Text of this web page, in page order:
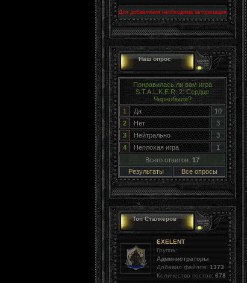
Для добавления необходима авторизация
Наш опрос
Понравилась ли вам игра
S.T.A.L.K.E.R. 2: Сердце
Чернобыля?
1
Да
10
2
Нет
3
3
Нейтрально
3
4
Неплохая игра
1
Всего ответов: 17
Результаты
Все опросы
Топ Сталкеров
EXELENT
Группа:
Администраторы
Добавил файлов: 1373
Количество постов: 678